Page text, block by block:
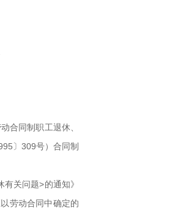
合同制职工退休、
〕309号）合同制
关问题>的通知》
劳动合同中确定的